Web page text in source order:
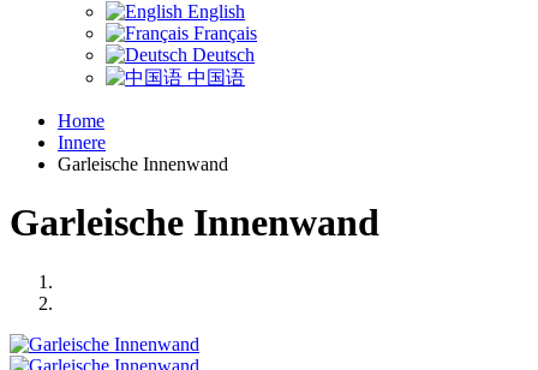
English
Français
Deutsch
中国语
Home
Innere
Garleische Innenwand
Garleische Innenwand